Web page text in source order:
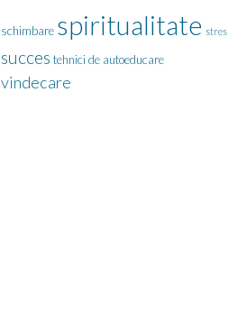
schimbare spiritualitate stres
succes tehnici de autoeducare
vindecare